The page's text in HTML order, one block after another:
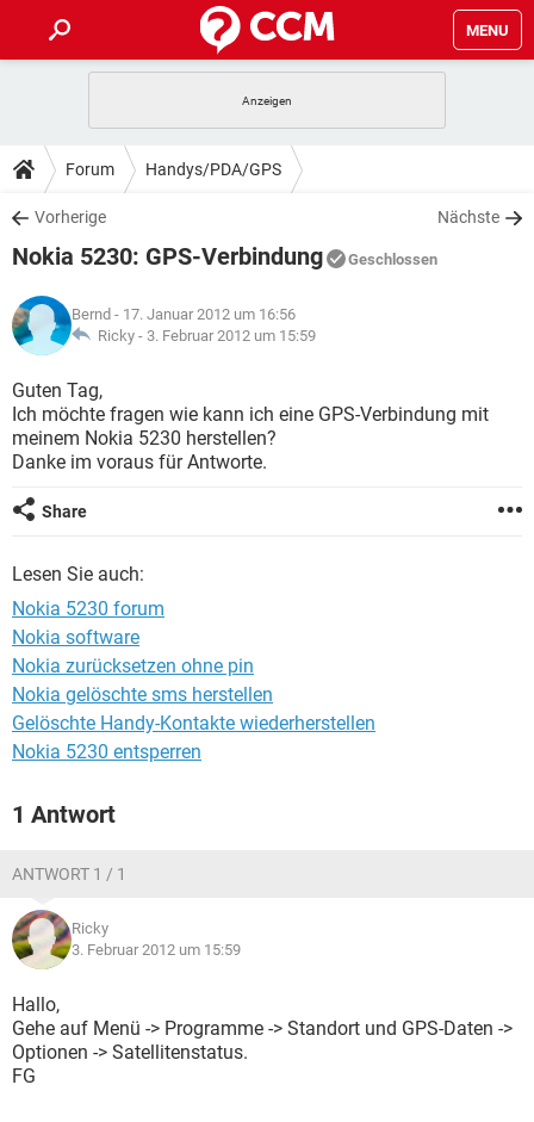
MENU
ANDROID IOS
WINDOWS 10
WHATSAPP TIKTOK
FACEBOOK
TIPPS & TRICKS
SPIELE STREAMING
WHATSAPP TIKTOK
FACEBOOK
DOWNLOADS
SPIELE STREAMING
ANDROID
WINDOWS 10 INSTAGRAM
WHATSAPP
FACEBOOK HARDWARE
SPIELE STREAMING
ANDROID
WINDOWS 10
WHATSAPP
LEXIKON
SPIELE
ANDROID IOS
WINDOWS 10
WHATSAPP
Forum Handys/PDA/GPS
Vorherige Nächste
Nokia 5230: GPS-Verbindung Geschlossen
Bernd - 17. Januar 2012 um 16:56
Ricky - 3. Februar 2012 um 15:59
Guten Tag,
Ich möchte fragen wie kann ich eine GPS-Verbindung mit
meinem Nokia 5230 herstellen?
Danke im voraus für Antworte.
Share
Lesen Sie auch:
Nokia 5230 forum
Nokia software
Nokia zurücksetzen ohne pin
Nokia gelöschte sms herstellen
Gelöschte Handy-Kontakte wiederherstellen
Nokia 5230 entsperren
1 Antwort
ANTWORT 1 / 1
Ricky
3. Februar 2012 um 15:59
Hallo,
Gehe auf Menü -> Programme -> Standort und GPS-Daten ->
Optionen -> Satellitenstatus.
FG